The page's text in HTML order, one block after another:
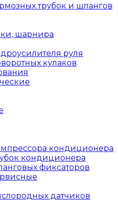
трубок и шлангов
шарнира
руля
кулаков
кондиционера
кондиционера
фиксаторов
датчиков